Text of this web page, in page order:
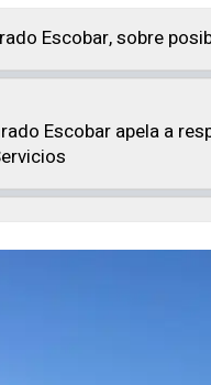
Escobar, sobre
Escobar apela a